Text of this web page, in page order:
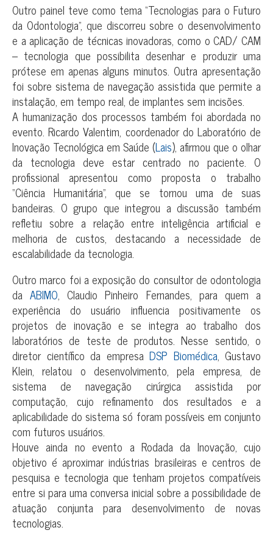
Outro painel teve como tema “Tecnologias para o Futuro
da Odontologia”, que discorreu sobre o desenvolvimento
e a aplicação de técnicas inovadoras, como o CAD/ CAM
– tecnologia que possibilita desenhar e produzir uma
prótese em apenas alguns minutos. Outra apresentação
foi sobre sistema de navegação assistida que permite a
instalação, em tempo real, de implantes sem incisões.
A humanização dos processos também foi abordada no
evento. Ricardo Valentim, coordenador do Laboratório de
Inovação Tecnológica em Saúde (Lais), afirmou que o olhar
da tecnologia deve estar centrado no paciente. O
profissional apresentou como proposta o trabalho
“Ciência Humanitária”, que se tornou uma de suas
bandeiras. O grupo que integrou a discussão também
refletiu sobre a relação entre inteligência artificial e
melhoria de custos, destacando a necessidade de
escalabilidade da tecnologia.
Outro marco foi a exposição do consultor de odontologia
daABIMO, Claudio Pinheiro Fernandes, para quem a
experiência do usuário influencia positivamente os
projetos de inovação e se integra ao trabalho dos
laboratórios de teste de produtos. Nesse sentido, o
diretor científico da empresa DSP Biomédica, Gustavo
Klein, relatou o desenvolvimento, pela empresa, de
sistema de navegação cirúrgica assistida por
computação, cujo refinamento dos resultados e a
aplicabilidade do sistema só foram possíveis em conjunto
com futuros usuários.
Houve ainda no evento a Rodada da Inovação, cujo
objetivo é aproximar indústrias brasileiras e centros de
pesquisa e tecnologia que tenham projetos compatíveis
entre si para uma conversa inicial sobre a possibilidade de
atuação conjunta para desenvolvimento de novas
tecnologias.